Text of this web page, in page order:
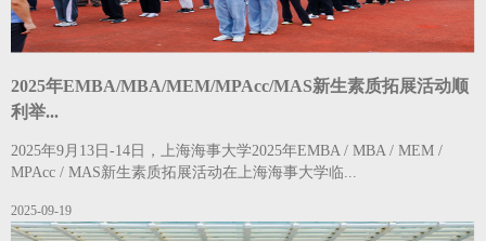
2025年EMBA/MBA/MEM/MPAcc/MAS新生素质拓展活动顺
利举...
2025年9月13日-14日，上海海事大学2025年EMBA / MBA / MEM /
MPAcc / MAS新生素质拓展活动在上海海事大学临...
2025-09-19